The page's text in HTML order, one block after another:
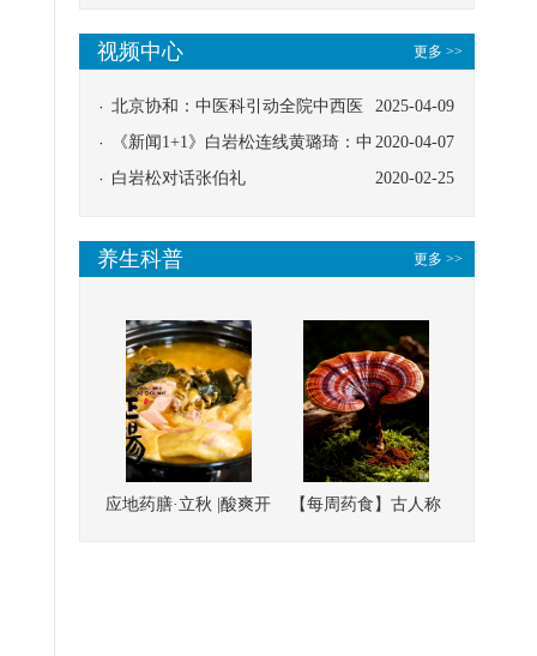
更多 >>
视频中心
2025-04-09
北京协和：中医科引动全院中西医
协同
2020-04-07
《新闻1+1》白岩松连线黄璐琦：中
医救治的临床效果
2020-02-25
白岩松对话张伯礼
更多 >>
养生科普
应地药膳·立秋 |酸爽开
【每周药食】古人称